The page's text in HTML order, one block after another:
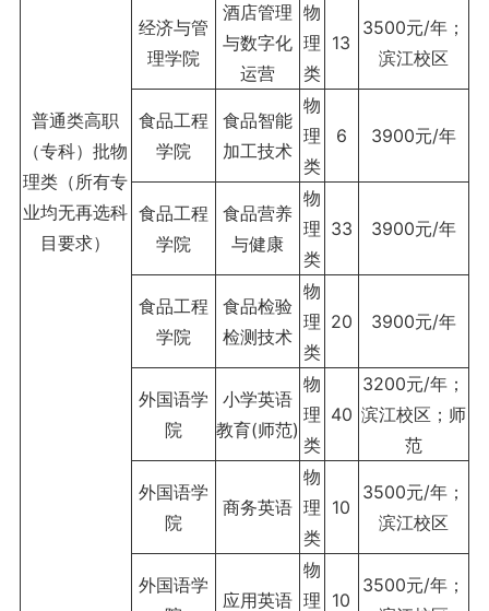
普通类高职
（专科）批物
理类（所有专
业均无再选科
目要求）
经济与管
理学院
酒店管理
与数字化
运营
物
理
类
13
3500元/年；
滨江校区
食品工程
学院
食品智能
加工技术
物
理
类
6 3900元/年
食品工程
学院
食品营养
与健康
物
理
类
33 3900元/年
食品工程
学院
食品检验
检测技术
物
理
类
20 3900元/年
外国语学
院
小学英语
教育(师范)
物
理
类
40
3200元/年；
滨江校区；师
范
外国语学
院
商务英语
物
理
类
10
3500元/年；
滨江校区
外国语学
应用英语
物
理 10
3500元/年；